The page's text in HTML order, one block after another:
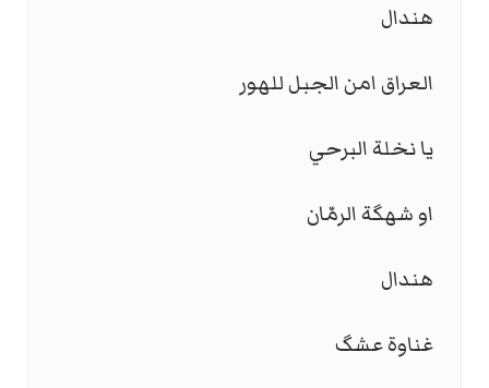
هندال
العراق امن الجبل للهور
يا نخلة البرحي
او شهگة الرمّان
هندال
غناوة عشگ